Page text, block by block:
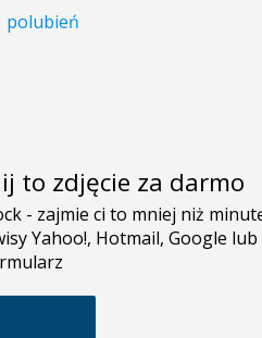
polubień
to zdjęcie za darmo